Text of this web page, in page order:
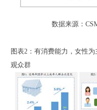
数据来源：
图表2：有消费能力，女性
观众群